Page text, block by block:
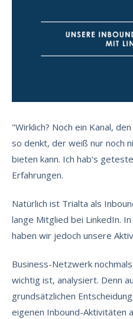
"Wirklich? Noch ein Kanal,
so denkt, der weiß nur noch
bieten kann. Ich hab's
Erfahrungen.
Natürlich ist Trialta als
lange Mitglied bei LinkedIn.
haben wir jedoch unsere
Business-Netzwerk
wichtig ist, analysiert. Denn
grundsätzlichen
eigenen Inbound-Aktivitäten